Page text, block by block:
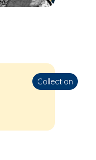
Collection